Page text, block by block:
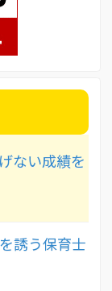
ない成績を
誘う保育士